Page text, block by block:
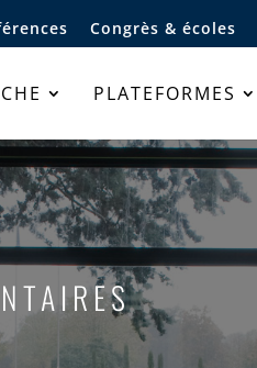
Congrès & écoles
PLATEFORMES